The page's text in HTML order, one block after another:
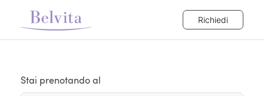
Richiedi
Stai prenotando al